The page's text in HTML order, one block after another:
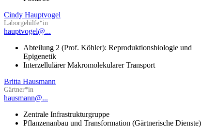
Cindy Hauptvogel
Laborgehilfe*in
hauptvogel@...
Abteilung 2 (Prof. Köhler): Reproduktionsbiologie und
Epigenetik
Interzellulärer Makromolekularer Transport
Britta Hausmann
Gärtner*in
hausmann@...
Zentrale Infrastrukturgruppe
Pflanzenanbau und Transformation (Gärtnerische Dienste)